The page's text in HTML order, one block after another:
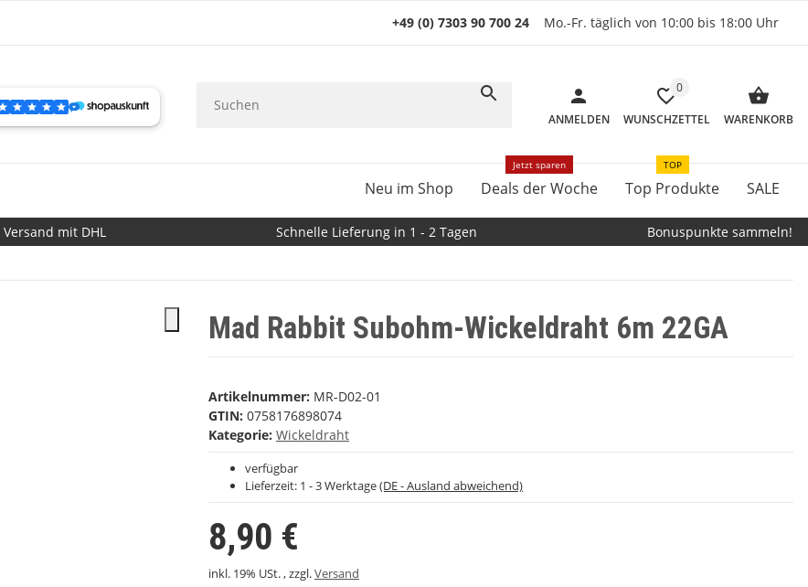
+49 (0) 7303 90 700 24 Mo.-Fr. täglich von 10:00 bis 18:00 Uhr
ANMELDEN
0
WUNSCHZETTEL WARENKORB
Neu im Shop Deals der Woche
Jetzt sparen
Top Produkte
TOP
SALE
mit DHL Schnelle Lieferung in 1 - 2 Tagen
Bonuspunkte sammeln!
Mad Rabbit Subohm-Wickeldraht 6m 22GA
Artikelnummer: MR-D02-01
GTIN: 0758176898074
Kategorie: Wickeldraht
verfügbar
Lieferzeit: 1 - 3 Werktage(DE - Ausland abweichend)
8,90 €
inkl. 19% USt. , zzgl.Versand